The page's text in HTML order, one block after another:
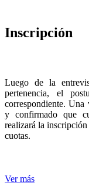
Inscripción
Luego de la
pertenencia, el
correspondiente. Una
y confirmado que
realizará la
cuotas.
Ver más